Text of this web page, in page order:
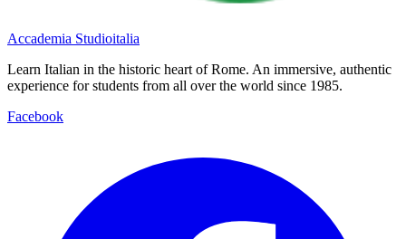
Accademia Studioitalia
Learn Italian in the historic heart of Rome. An immersive, authentic
experience for students from all over the world since 1985.
Facebook